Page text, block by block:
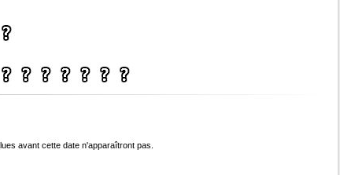
avant cette date n'apparaîtront pas.